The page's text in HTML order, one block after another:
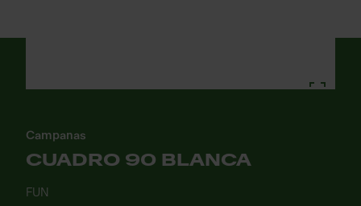
Campanas
CUADRO 90 BLANCA
FUN